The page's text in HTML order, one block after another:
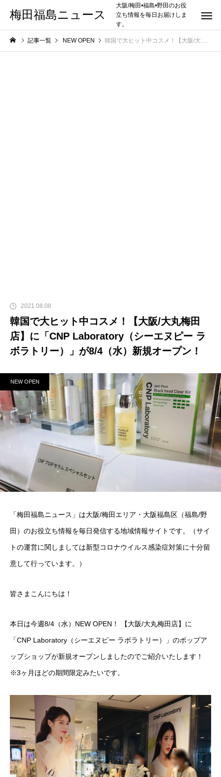
梅田福島ニュース
大阪/梅田•福島•野田のお役
立ち情報を毎日お届けしま
す。
記事一覧 NEW OPEN 韓国で大ヒット中コスメ！【大阪/大丸梅田店】に「CNP Laboratory（シーエヌピー ラボラトリー）」が8/4（水）新規オープン！
2021.08.08
韓国で大ヒット中コスメ！【大阪/大丸梅田
店】に「CNP Laboratory（シーエヌピー ラ
ボラトリー）」が8/4（水）新規オープン！
NEW OPEN
「梅田福島ニュース」は大阪/梅田エリア・大阪福島区（福島/野
田）のお役立ち情報を毎日発信する地域情報サイトです。（サイ
トの運営に関しましては新型コロナウイルス感染症対策に十分留
意して行っています。）
皆さまこんにちは！
本日は今週8/4（水）NEW OPEN！ 【大阪/大丸梅田店】に
「CNP Laboratory（シーエヌピー ラボラトリー）」のポップア
ップショップが新規オープンしましたのでご紹介いたします！
※3ヶ月ほどの期間限定みたいです。